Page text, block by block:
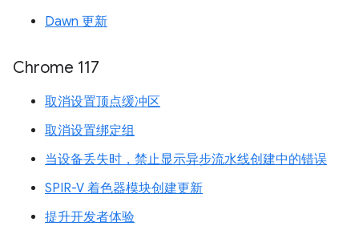
Dawn 更新
Chrome 117
取消设置顶点缓冲区
取消设置绑定组
当设备丢失时，禁止显示异步流水线创建中的错误
SPIR-V 着色器模块创建更新
提升开发者体验